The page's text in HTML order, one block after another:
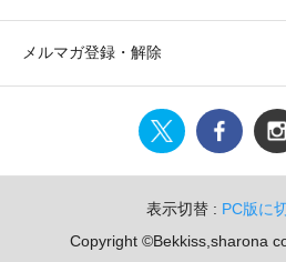
メルマガ登録・解除
表示切替 : PC版に
Copyright ©Bekkiss,sharona